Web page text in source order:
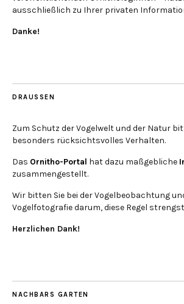
ausschließlich zu Ihrer privaten
Danke!
DRAUSSEN
Zum Schutz der Vogelwelt und der Natur
besonders rücksichtsvolles Verhalten.
Das Ornitho-Portal hat dazu maßgebliche
zusammengestellt.
Wir bitten Sie bei der Vogelbeobachtung
Vogelfotografie darum, diese Regel
Herzlichen Dank!
NACHBARS GARTEN